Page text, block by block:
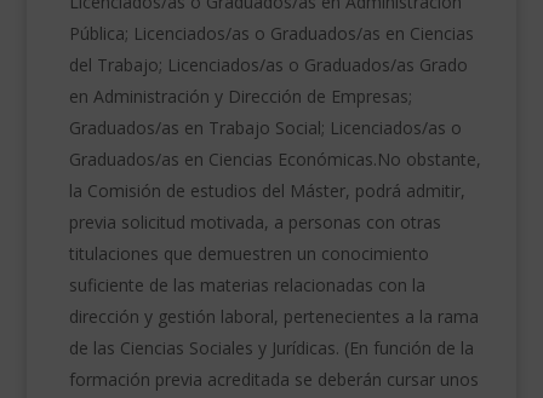
Pública; Licenciados/as o Graduados/as en Ciencias
del Trabajo; Licenciados/as o Graduados/as Grado
en Administración y Dirección de Empresas;
Graduados/as en Trabajo Social; Licenciados/as o
Graduados/as en Ciencias Económicas.No obstante,
la Comisión de estudios del Máster, podrá admitir,
previa solicitud motivada, a personas con otras
titulaciones que demuestren un conocimiento
suficiente de las materias relacionadas con la
dirección y gestión laboral, pertenecientes a la rama
de las Ciencias Sociales y Jurídicas. (En función de la
formación previa acreditada se deberán cursar unos